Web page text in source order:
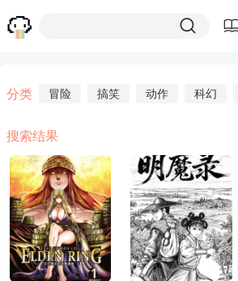
分类 冒险 搞笑 动作 科幻
搜索结果